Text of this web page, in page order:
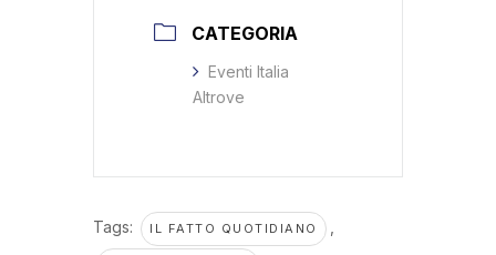
CATEGORIA
Eventi Italia
Altrove
Tags: IL FATTO QUOTIDIANO